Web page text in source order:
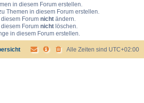
in diesem Forum erstellen.
Themen in diesem Forum erstellen.
Forum nicht ändern.
Forum nicht löschen.
in diesem Forum erstellen.
Alle Zeiten sind UTC+02:00